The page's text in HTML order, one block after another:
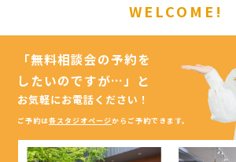
WELCOME!
「無料相談会の予約を
したいのですが…」
と
お気軽にお電話ください！
ご予約は各スタジオページからご予約できます。